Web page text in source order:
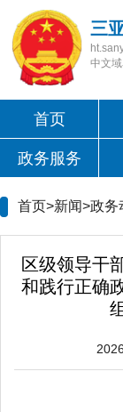
三
中文
首页
政务服务
首页>新闻>政务
区级领导干
和践行正确